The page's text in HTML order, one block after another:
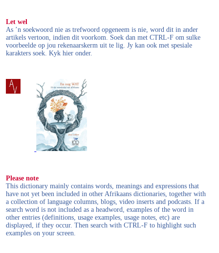
Let wel
As ’n soekwoord nie as trefwoord opgeneem is nie, word dit in ander
artikels vertoon, indien dit voorkom. Soek dan met CTRL-F om sulke
voorbeelde op jou rekenaarskerm uit te lig. Jy kan ook met spesiale
karakters soek. Kyk hier onder.
Please note
This dictionary mainly contains words, meanings and expressions that
have not yet been included in other Afrikaans dictionaries, together with
a collection of language columns, blogs, video inserts and podcasts. If a
search word is not included as a headword, examples of the word in
other entries (definitions, usage examples, usage notes, etc) are
displayed, if they occur. Then search with CTRL-F to highlight such
examples on your screen.